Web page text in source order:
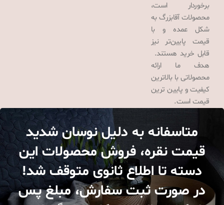
برخوردار است،
محصولات آقابزرگ به
شکل عمده و با
قیمت پایین‌تر نیز
قابل خرید هستند.
هدف ما ارائه
محصولاتی با بالاترین
کیفیت و پایین ترین
قیمت است.
متاسفانه به دلیل نوسان شدید
قیمت نقره، فروش محصولات این
دسته تا اطلاع ثانوی متوقف شد!
در صورت ثبت سفارش، مبلغ پس